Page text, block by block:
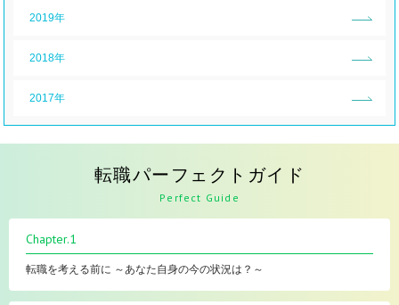
2019年
2018年
2017年
転職パーフェクトガイド
Perfect Guide
Chapter.1
転職を考える前に ～あなた自身の今の状況は？～